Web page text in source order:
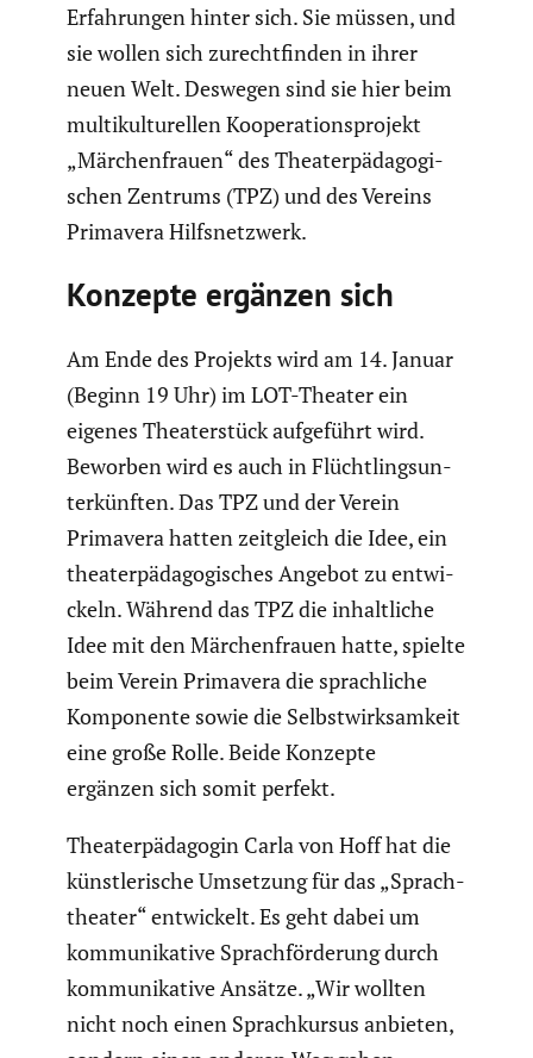
Erfah­rungen hinter sich. Sie müssen, und
sie wollen sich zurecht­finden in ihrer
neuen Welt. Deswegen sind sie hier beim
multi­kul­tu­rellen Koope­ra­ti­ons­pro­jekt
„Märchen­frauen“ des Theater­päd­ago­gi­
schen Zentrums (TPZ) und des Vereins
Primavera Hilfs­netz­werk.
Konzepte ergänzen sich
Am Ende des Projekts wird am 14. Januar
(Beginn 19 Uhr) im LOT-Theater ein
eigenes Theater­stück aufge­führt wird.
Beworben wird es auch in Flücht­lings­un­
ter­künften. Das TPZ und der Verein
Primavera hatten zeitgleich die Idee, ein
theater­päd­ago­gi­sches Angebot zu entwi­
ckeln. Während das TPZ die inhalt­liche
Idee mit den Märchen­frauen hatte, spielte
beim Verein Primavera die sprach­liche
Kompo­nente sowie die Selbst­wirk­sam­keit
eine große Rolle. Beide Konzepte
ergänzen sich somit perfekt.
Theater­päd­agogin Carla von Hoff hat die
künst­le­ri­sche Umsetzung für das „Sprach­
theater“ entwi­ckelt. Es geht dabei um
kommu­ni­ka­tive Sprach­för­de­rung durch
kommu­ni­ka­tive Ansätze. „Wir wollten
nicht noch einen Sprach­kursus anbieten,